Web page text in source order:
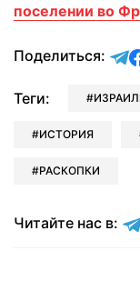
поселении во
Поделиться:
Теги:
ИСТОРИЯ
РАСКОПКИ
Читайте нас в: